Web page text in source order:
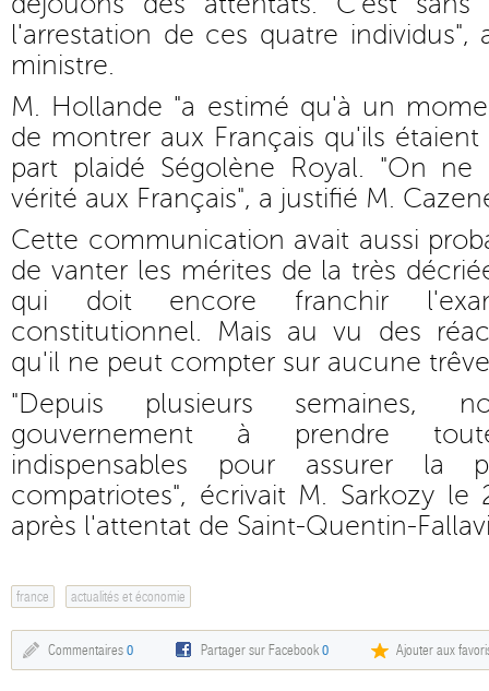
l'arrestation de ces quatre individus",
ministre.
M. Hollande "a estimé qu'à un
de montrer aux Français qu'ils
part plaidé Ségolène Royal. "On
vérité aux Français", a justifié M.
Cette communication avait aussi
de vanter les mérites de la très
qui doit encore franchir
constitutionnel. Mais au vu des
qu'il ne peut compter sur aucune
"Depuis plusieurs semaines,
gouvernement à prendre
indispensables pour assurer la
compatriotes", écrivait M. Sarkozy le
après l'attentat de Saint-Quentin-
france actualités et économie
Commentaires 0 Partager sur Facebook0 Ajouter aux